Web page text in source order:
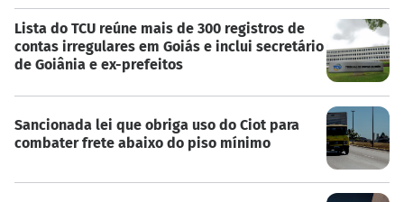
Lista do TCU reúne mais de 300 registros de
contas irregulares em Goiás e inclui secretário
de Goiânia e ex-prefeitos
Sancionada lei que obriga uso do Ciot para
combater frete abaixo do piso mínimo